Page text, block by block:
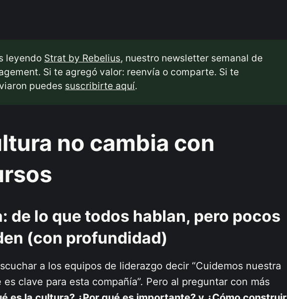
leyendo Strat by Rebelius, nuestro newsletter semanal de
Si te agregó valor: reenvía o comparte. Si te
puedes suscribirte aquí.
no cambia con
de lo que todos hablan, pero pocos
(con profundidad)
a los equipos de liderazgo decir “Cuidemos nuestra
clave para esta compañía”. Pero al preguntar con más